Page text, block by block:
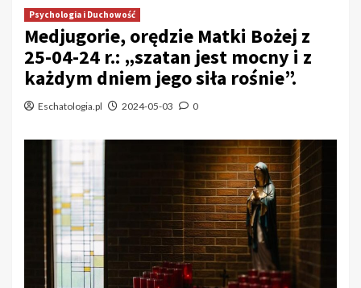
Psychologia i Duchowość
Medjugorie, orędzie Matki Bożej z
25-04-24 r.: „szatan jest mocny i z
każdym dniem jego siła rośnie”.
Eschatologia.pl 2024-05-03 0